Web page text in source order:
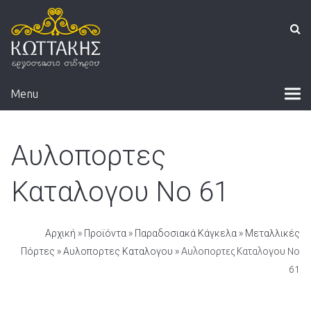
Menu
Αυλοπορτες
Καταλογου No 61
Αρχική » Προϊόντα » Παραδοσιακά Κάγκελα » Μεταλλικές
Πόρτες »Αυλοπορτες Καταλογου » Αυλοπορτες Καταλογου No
61